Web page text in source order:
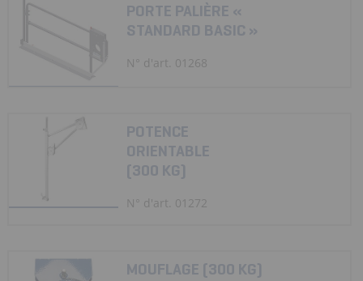
PORTE PALIÈRE «
STANDARD BASIC »
N° d'art. 01268
POTENCE
ORIENTABLE
(300 KG)
N° d'art. 01272
MOUFLAGE (300 KG)